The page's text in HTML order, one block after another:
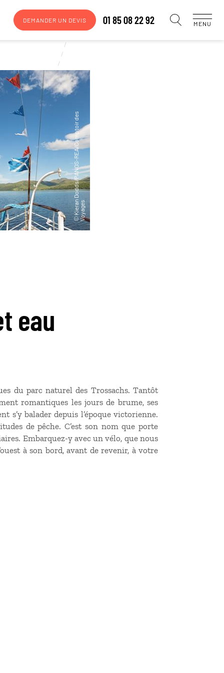
DEMANDER UN DEVIS 01 85 08 22 92 MENU
eau
du parc naturel des Trossachs. Tantôt
romantiques les jours de brume, ses
s’y balader depuis l’époque victorienne.
de pêche. C’est son nom que porte
Embarquez-y avec un vélo, que nous
à son bord, avant de revenir, à votre